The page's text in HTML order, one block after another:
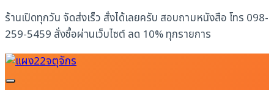
Skip
to
content
ร้านเปิดทุกวัน จัดส่งเร็ว สั่งได้เลยครับ สอบถามหนังสือ โทร 098-
259-5459 สั่งซื้อผ่านเว็บไซต์ ลด 10% ทุกรายการ